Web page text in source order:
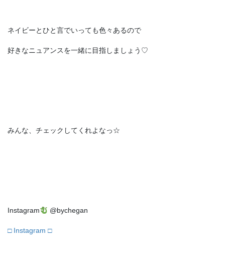
ネイビーとひと言でいっても色々あるので
好きなニュアンスを一緒に目指しましょう♡
みんな、チェックしてくれよなっ☆
Instagram @bychegan
□ Instagram □